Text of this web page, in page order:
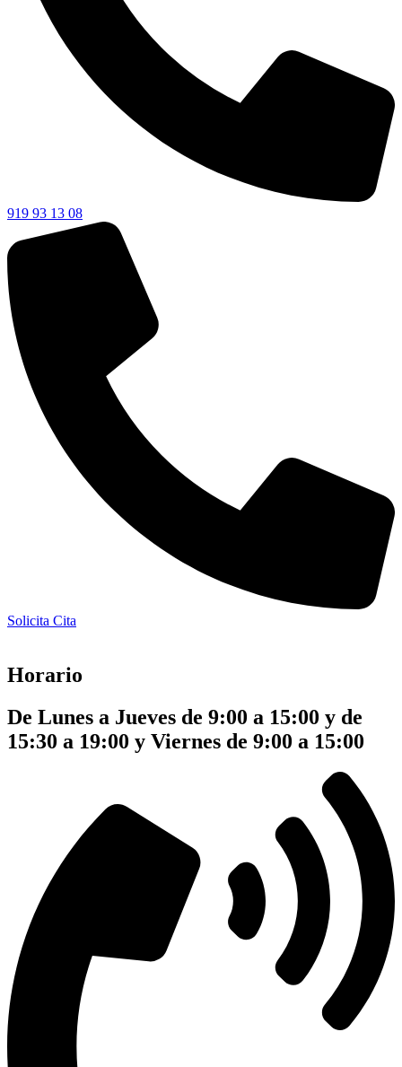
919 93 13 08
Solicita Cita
Horario
De Lunes a Jueves de 9:00 a 15:00 y de
15:30 a 19:00 y Viernes de 9:00 a 15:00